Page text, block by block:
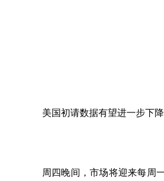
美国初请数据有望进一步下
周四晚间，市场将迎来每周